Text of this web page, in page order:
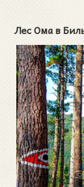
Лес Ома в